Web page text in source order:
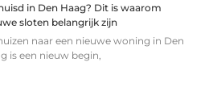
in Den Haag? Dit is waarom
sloten belangrijk zijn
naar een nieuwe woning in Den
is een nieuw begin,